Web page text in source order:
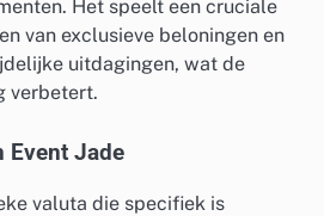
Het speelt een cruciale
van exclusieve beloningen en
uitdagingen, wat de
verbetert.
Event Jade
valuta die specifiek is